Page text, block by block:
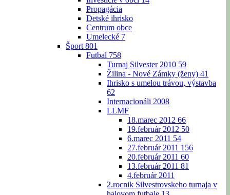
Propagácia
Detské ihrisko
Centrum obce
Umelecké 7
Šport 801
Futbal 758
Turnaj Silvester 2010 59
Žilina - Nové Zámky (ženy) 41
Ihrisko s umelou trávou, výstavba
62
Internacionáli 2008
LLMF
18.marec 2012 66
19.február 2012 50
6.marec 2011 54
27.február 2011 156
20.február 2011 60
13.február 2011 81
4.február 2011
2.rocnik Silvestrovskeho turnaja v